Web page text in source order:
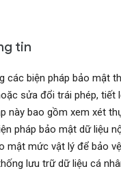
tin
các biện pháp bảo mật
sửa đổi trái phép, tiết
này bao gồm xem xét
pháp bảo mật dữ liệu
mật mức vật lý để bảo
lưu trữ dữ liệu cá